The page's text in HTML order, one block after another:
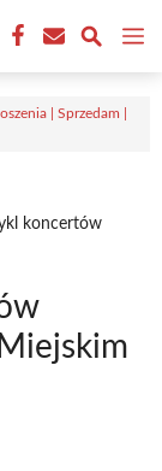
| Sprzedam |
koncertów